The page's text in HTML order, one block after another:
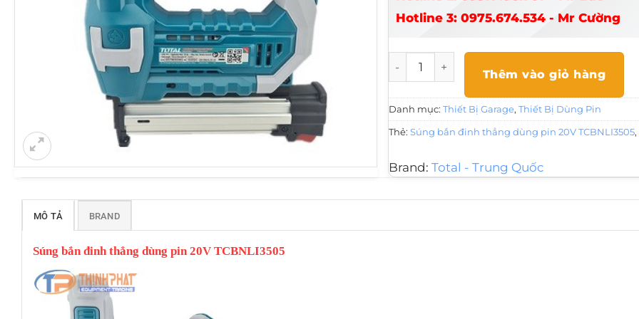
Hotline 3: 0975.674.534 - Mr Cường
Súng bắn đinh thẳng dùng pin 20V
Thêm vào giỏ hàng
Danh mục:Thiết Bị Garage,Thiết Bị Dùng Pin
Thẻ:Súng bắn đinh thẳng dùng pin 20V TCBNLI3505,
Brand: Total - Trung Quốc
MÔ TẢ BRAND
Súng bắn đinh thẳng dùng pin 20V TCBNLI3505